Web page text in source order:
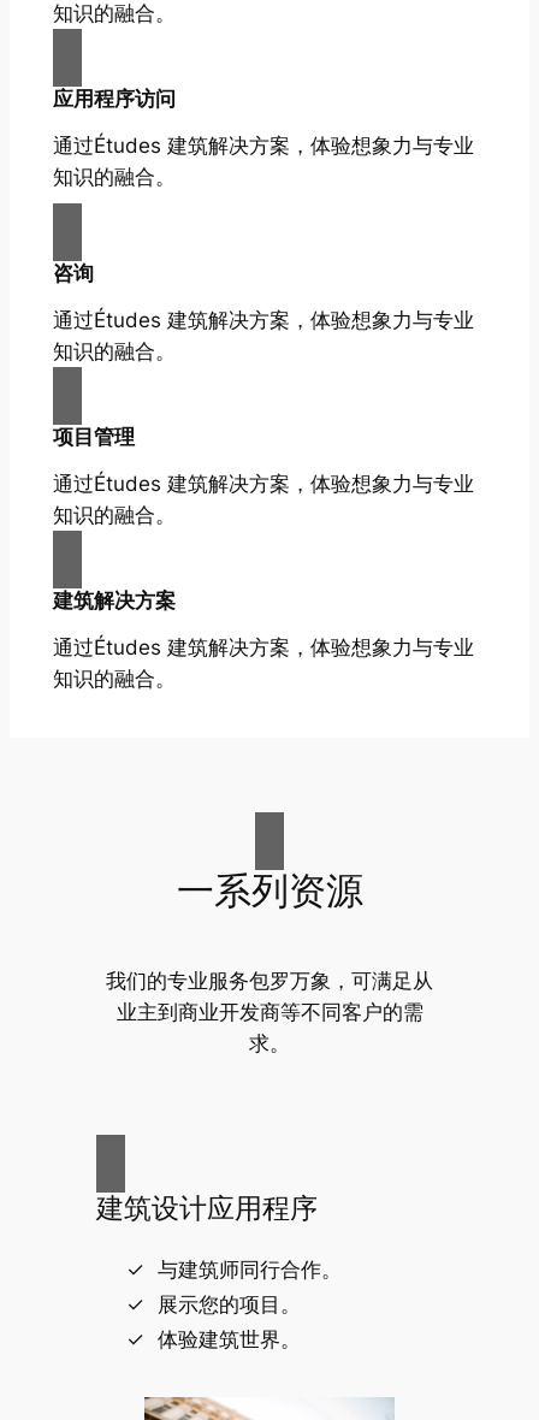
知识的融合。
应用程序访问
通过Études 建筑解决方案，体验想象力与专业
知识的融合。
咨询
通过Études 建筑解决方案，体验想象力与专业
知识的融合。
项目管理
通过Études 建筑解决方案，体验想象力与专业
知识的融合。
建筑解决方案
通过Études 建筑解决方案，体验想象力与专业
知识的融合。
一系列资源
我们的专业服务包罗万象，可满足从
业主到商业开发商等不同客户的需
求。
建筑设计应用程序
与建筑师同行合作。
展示您的项目。
体验建筑世界。